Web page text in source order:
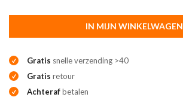
IN MIJN WINKELWAGEN
Gratis snelle verzending >40
Gratis retour
Achterafbetalen